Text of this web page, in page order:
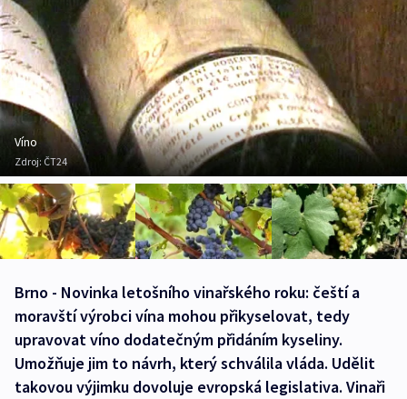
Víno
Zdroj: ČT24
Brno - Novinka letošního vinařského roku: čeští a
moravští výrobci vína mohou přikyselovat, tedy
upravovat víno dodatečným přidáním kyseliny.
Umožňuje jim to návrh, který schválila vláda. Udělit
takovou výjimku dovoluje evropská legislativa. Vinaři